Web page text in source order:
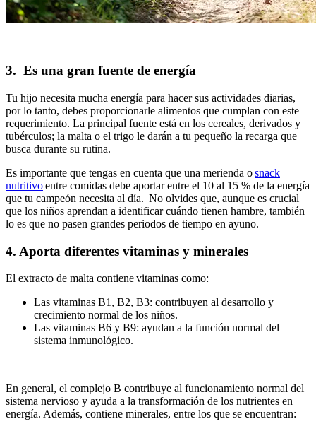
3. Es una gran fuente de energía
Tu hijo necesita mucha energía para hacer sus actividades diarias,
por lo tanto, debes proporcionarle alimentos que cumplan con este
requerimiento. La principal fuente está en los cereales, derivados y
tubérculos; la malta o el trigo le darán a tu pequeño la recarga que
busca durante su rutina.
Es importante que tengas en cuenta que una merienda osnack
nutritivoentre comidas debe aportar entre el 10 al 15 % de la energía
que tu campeón necesita al día. No olvides que, aunque es crucial
que los niños aprendan a identificar cuándo tienen hambre, también
lo es que no pasen grandes periodos de tiempo en ayuno.
4. Aporta diferentes vitaminas y minerales
El extracto de malta contiene vitaminas como:
Las vitaminas B1, B2, B3: contribuyen al desarrollo y
crecimiento normal de los niños.
Las vitaminas B6 y B9: ayudan a la función normal del
sistema inmunológico.
En general, el complejo B contribuye al funcionamiento normal del
sistema nervioso y ayuda a la transformación de los nutrientes en
energía. Además, contiene minerales, entre los que se encuentran: